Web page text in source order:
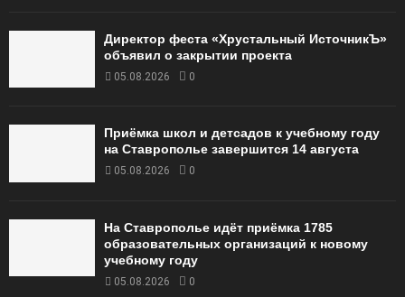
Директор феста «Хрустальный ИсточникЪ»
объявил о закрытии проекта
05.08.2026 0
Приёмка школ и детсадов к учебному году
на Ставрополье завершится 14 августа
05.08.2026 0
На Ставрополье идёт приёмка 1785
образовательных организаций к новому
учебному году
05.08.2026 0